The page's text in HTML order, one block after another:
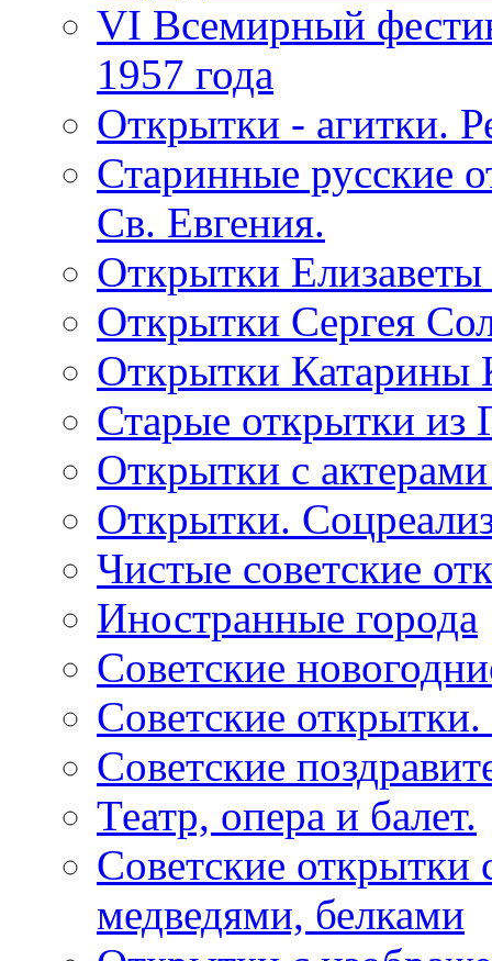
VI Всемирный
1957 года
Открытки - агитки.
Старинные русские
Св. Евгения.
Открытки
Открытки Сергея
Открытки
Старые открытки из
Открытки с
Открытки.
Чистые советские
Иностранные города
Советские
Советские
Советские
Театр, опера и балет.
Советские открытки
медведями, белками